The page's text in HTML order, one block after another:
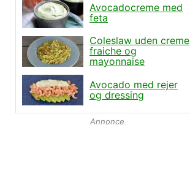
Avocadocreme med
feta
Coleslaw uden creme
fraiche og
mayonnaise
Avocado med rejer
og dressing
Annonce